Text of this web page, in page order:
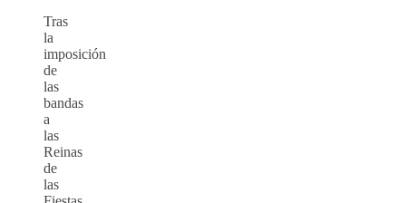
Tras
la
imposición
de
las
bandas
a
las
Reinas
de
las